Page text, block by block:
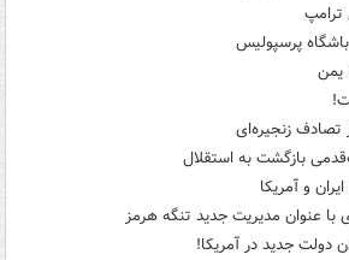
ترامپ
پرسپولیس
یمن
بازگشت به استقلال
و آمریکا
با عنوان مدیریت جدید تنگه هرمز
دولت جدید در آمریکا!